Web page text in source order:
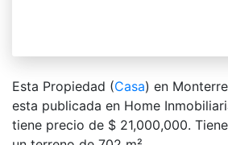
Esta Propiedad (Casa) en
esta publicada en Home
tiene precio de $ 21,000,000.